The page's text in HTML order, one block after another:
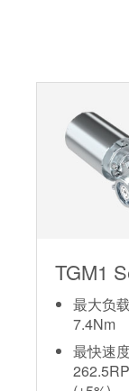
TGM1
最大负
7.4Nm
最快速